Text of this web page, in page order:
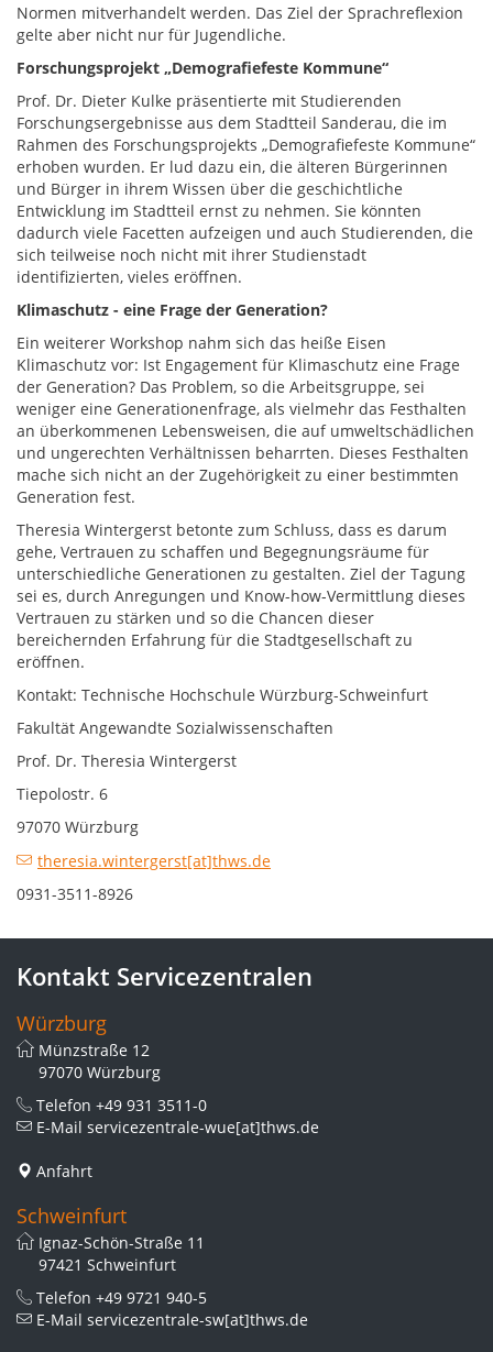
Normen mitverhandelt werden. Das Ziel der Sprachreflexion
gelte aber nicht nur für Jugendliche.
Forschungsprojekt „Demografiefeste Kommune“
Prof. Dr. Dieter Kulke präsentierte mit Studierenden
Forschungsergebnisse aus dem Stadtteil Sanderau, die im
Rahmen des Forschungsprojekts „Demografiefeste Kommune“
erhoben wurden. Er lud dazu ein, die älteren Bürgerinnen
und Bürger in ihrem Wissen über die geschichtliche
Entwicklung im Stadtteil ernst zu nehmen. Sie könnten
dadurch viele Facetten aufzeigen und auch Studierenden, die
sich teilweise noch nicht mit ihrer Studienstadt
identifizierten, vieles eröffnen.
Klimaschutz - eine Frage der Generation?
Ein weiterer Workshop nahm sich das heiße Eisen
Klimaschutz vor: Ist Engagement für Klimaschutz eine Frage
der Generation? Das Problem, so die Arbeitsgruppe, sei
weniger eine Generationenfrage, als vielmehr das Festhalten
an überkommenen Lebensweisen, die auf umweltschädlichen
und ungerechten Verhältnissen beharrten. Dieses Festhalten
mache sich nicht an der Zugehörigkeit zu einer bestimmten
Generation fest.
Theresia Wintergerst betonte zum Schluss, dass es darum
gehe, Vertrauen zu schaffen und Begegnungsräume für
unterschiedliche Generationen zu gestalten. Ziel der Tagung
sei es, durch Anregungen und Know-how-Vermittlung dieses
Vertrauen zu stärken und so die Chancen dieser
bereichernden Erfahrung für die Stadtgesellschaft zu
eröffnen.
Kontakt: Technische Hochschule Würzburg-Schweinfurt
Fakultät Angewandte Sozialwissenschaften
Prof. Dr. Theresia Wintergerst
Tiepolostr. 6
97070 Würzburg
theresia.wintergerst[at]thws.de
0931-3511-8926
Kontakt Servicezentralen
Würzburg
Münzstraße 12
97070 Würzburg
Telefon +49 931 3511-0
E-Mail servicezentrale-wue[at]thws.de
Anfahrt
Schweinfurt
Ignaz-Schön-Straße 11
97421 Schweinfurt
Telefon +49 9721 940-5
E-Mail servicezentrale-sw[at]thws.de